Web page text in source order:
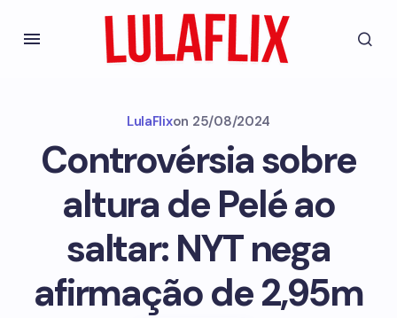
LulaFlixon 25/08/2024
Controvérsia sobre
altura de Pelé ao
saltar: NYT nega
afirmação de 2,95m